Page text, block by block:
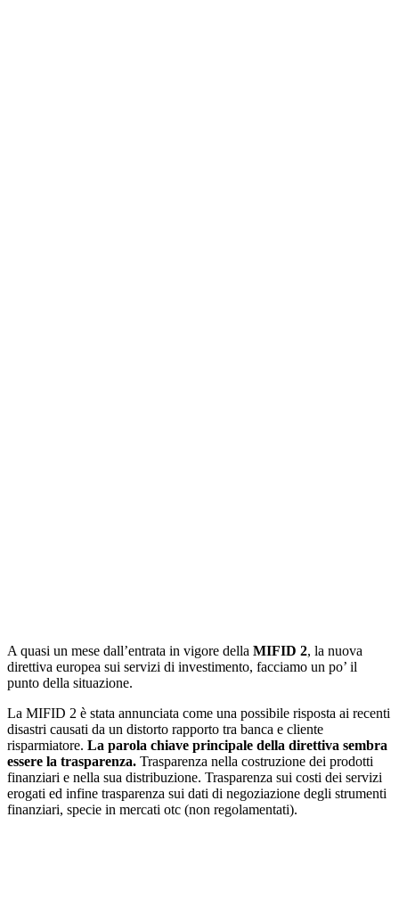
A quasi un mese dall’entrata in vigore della MIFID 2, la nuova
direttiva europea sui servizi di investimento, facciamo un po’ il
punto della situazione.
La MIFID 2 è stata annunciata come una possibile risposta ai recenti
disastri causati da un distorto rapporto tra banca e cliente
risparmiatore. La parola chiave principale della direttiva sembra
essere la trasparenza. Trasparenza nella costruzione dei prodotti
finanziari e nella sua distribuzione. Trasparenza sui costi dei servizi
erogati ed infine trasparenza sui dati di negoziazione degli strumenti
finanziari, specie in mercati otc (non regolamentati).